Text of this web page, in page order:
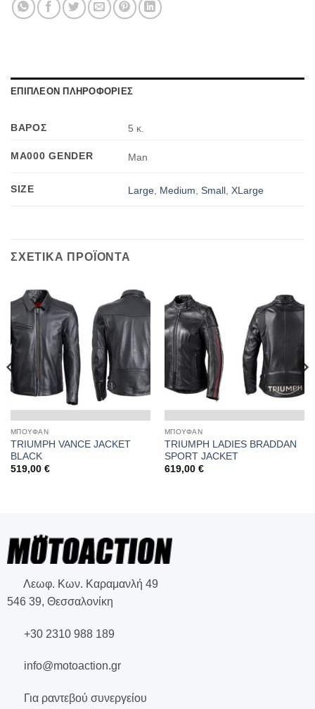
ΕΠΙΠΛΕΟΝ ΠΛΗΡΟΦΟΡΙΕΣ
ΒΑΡΟΣ 5 κ.
MA000 GENDER Man
SIZE Large Medium ,Small ,XLarge
ΣΧΕΤΙΚΑ ΠΡΟΪΟΝΤΑ
ΜΠΟΥΦΑΝ
TRIUMPH VANCE JACKET
BLACK
519,00 €
ΜΠΟΥΦΑΝ
TRIUMPH LADIES BRADDAN
SPORT JACKET
619,00 €
Λεωφ. Κων. Καραμανλή 49
546 39, Θεσσαλονίκη
+30 2310 988 189
info@motoaction.gr
Για ραντεβού συνεργείου